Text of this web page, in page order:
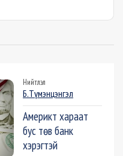
Нийтлэл
Б.Түмэнцэнгэл
Америкт хараат
бус төв банк
хэрэгтэй